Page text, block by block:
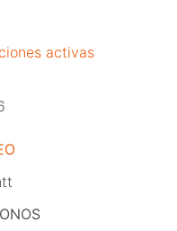
activas